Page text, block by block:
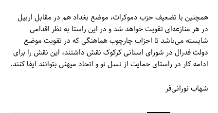
همچنین با تضعیف حزب دموکرات، موضع بغداد هم در مقابل اربیل
در هر منازعه‌ای تقویت خواهد شد و در این راستا به نظر اقدامی
شایسته می‌باشد تا احزاب چارچوب هماهنگی که در تقویت موضع
دولت فدرال در شورای استانی کرکوک نقش داشتند، این نقش را برای
ادامه کار در راستای حمایت از نسل نو و اتحاد میهنی بتوانند ایفا کنند.
شهاب نورانی‌فر